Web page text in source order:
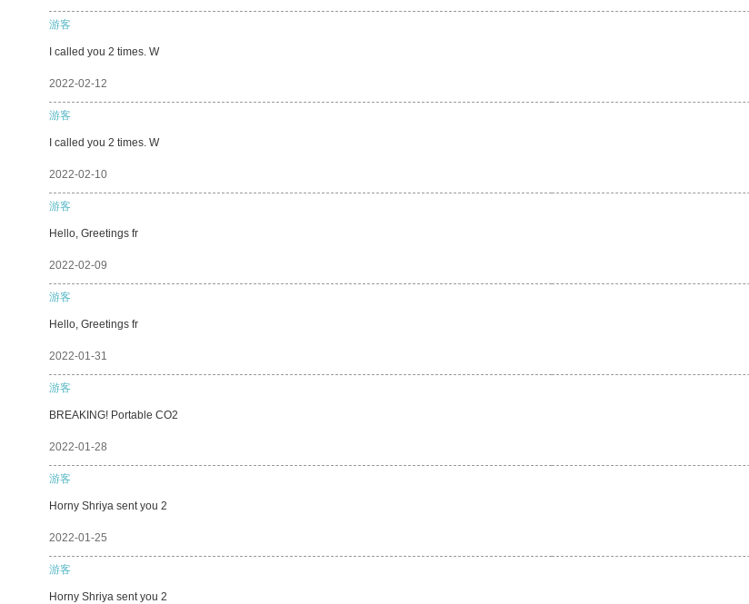
游客
I called you 2 times. W
2022-02-12
游客
I called you 2 times. W
2022-02-10
游客
Hello, Greetings fr
2022-02-09
游客
Hello, Greetings fr
2022-01-31
游客
BREAKING! Portable CO2
2022-01-28
游客
Horny Shriya sent you 2
2022-01-25
游客
Horny Shriya sent you 2